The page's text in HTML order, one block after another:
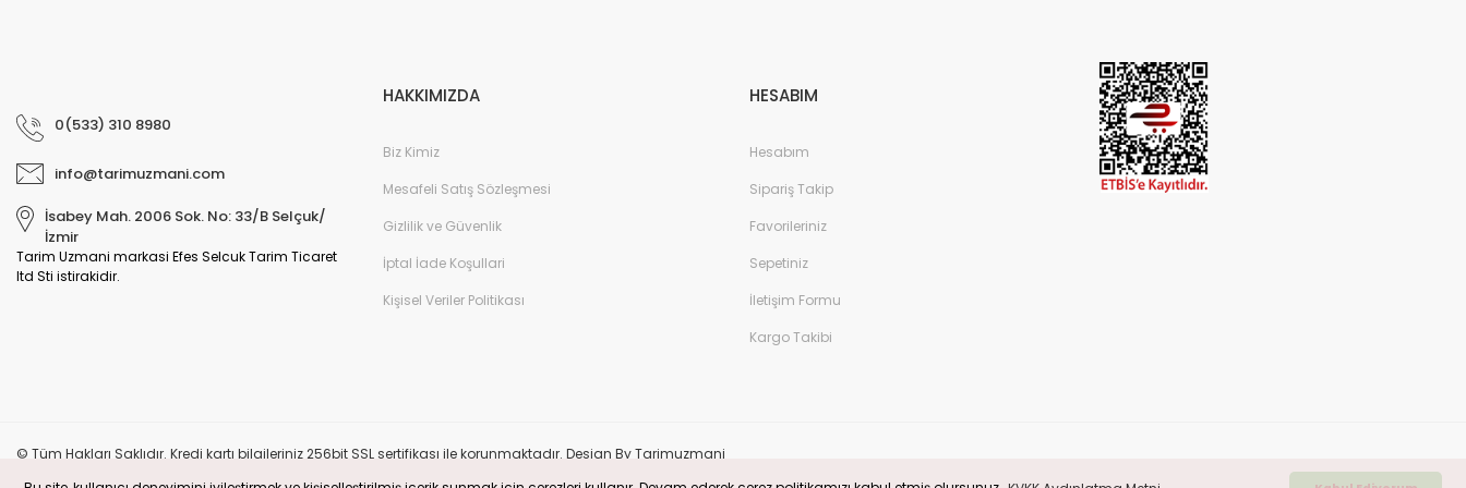
0(533) 310 8980
info@tarimuzmani.com
İsabey Mah. 2006 Sok. No: 33/B Selçuk/
İzmir
Tarim Uzmani markasi Efes Selcuk Tarim Ticaret
ltd Sti istirakidir.
HAKKIMIZDA
Biz Kimiz
Mesafeli Satış Sözleşmesi
Gizlilik ve Güvenlik
İptal İade Koşullari
Kişisel Veriler Politikası
HESABIM
Hesabım
Sipariş Takip
Favorileriniz
Sepetiniz
İletişim Formu
Kargo Takibi
© Tüm Hakları Saklıdır. Kredi kartı bilgileriniz 256bit SSL sertifikası ile korunmaktadır. Design By Tarimuzmani